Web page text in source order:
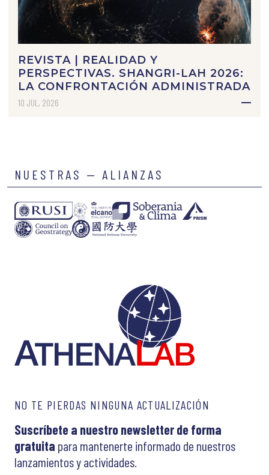
REVISTA | REALIDAD Y
PERSPECTIVAS. SHANGRI-LAH 2026:
LA CONFRONTACIÓN ADMINISTRADA
10 JUL, 2026
NUESTRAS — ALIANZAS
NO TE PIERDAS NINGUNA ACTUALIZACIÓN
Suscríbete a nuestro newsletter de forma
gratuita para mantenerte informado de nuestros
lanzamientos y actividades.